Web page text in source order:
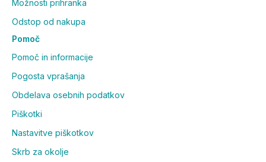
Možnosti prihranka
Odstop od nakupa
Pomoč
Pomoč in informacije
Pogosta vprašanja
Obdelava osebnih podatkov
Piškotki
Nastavitve piškotkov
Skrb za okolje